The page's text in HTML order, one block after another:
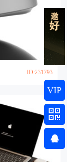
ID:231793
VIP